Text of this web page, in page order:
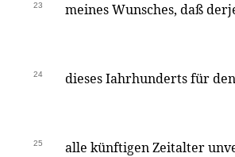
23 meines Wunsches, daß
24 dieses Iahrhunderts für
25 alle künftigen Zeitalter